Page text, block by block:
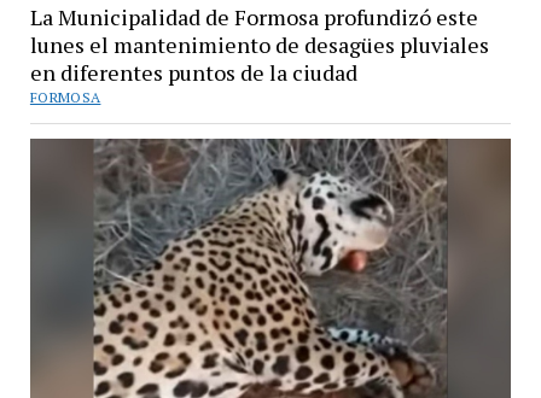
La Municipalidad de Formosa profundizó este
lunes el mantenimiento de desagües pluviales
en diferentes puntos de la ciudad
FORMOSA